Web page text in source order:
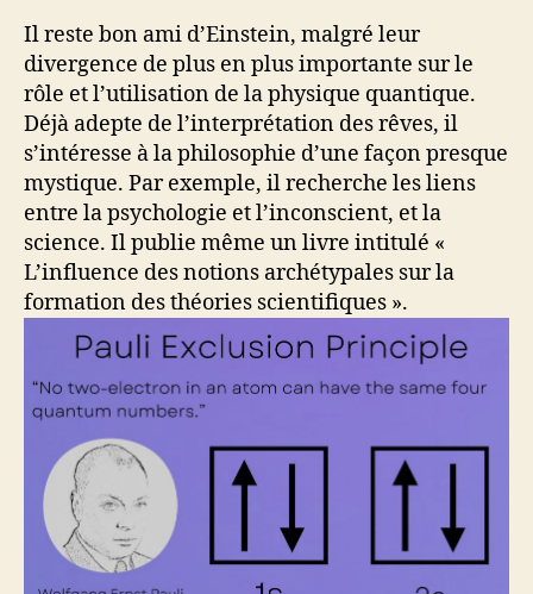
Il reste bon ami d’Einstein, malgré leur
divergence de plus en plus importante sur le
rôle et l’utilisation de la physique quantique.
Déjà adepte de l’interprétation des rêves, il
s’intéresse à la philosophie d’une façon presque
mystique. Par exemple, il recherche les liens
entre la psychologie et l’inconscient, et la
science. Il publie même un livre intitulé «
L’influence des notions archétypales sur la
formation des théories scientifiques ».